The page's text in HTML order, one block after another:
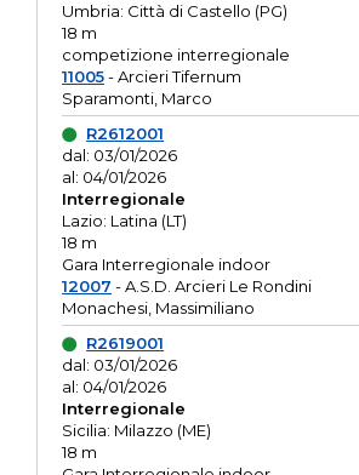
Umbria: Città di Castello (PG)
18 m
competizione interregionale
11005- Arcieri Tifernum
Sparamonti, Marco
R2612001
dal: 03/01/2026
al: 04/01/2026
Interregionale
Lazio: Latina (LT)
18 m
Gara Interregionale indoor
12007 - A.S.D. Arcieri Le Rondini
Monachesi, Massimiliano
R2619001
dal: 03/01/2026
al: 04/01/2026
Interregionale
Sicilia: Milazzo (ME)
18 m